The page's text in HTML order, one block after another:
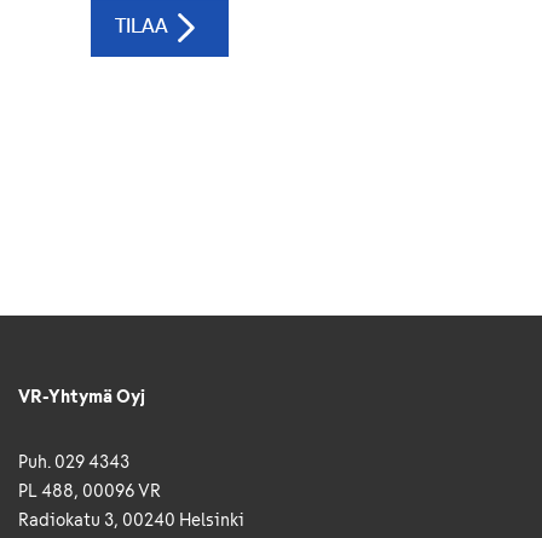
VR-Yhtymä Oyj
Puh. 029 4343
PL 488, 00096 VR
Radiokatu 3, 00240 Helsinki